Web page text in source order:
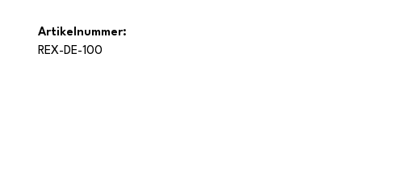
Artikelnummer:
REX-DE-100